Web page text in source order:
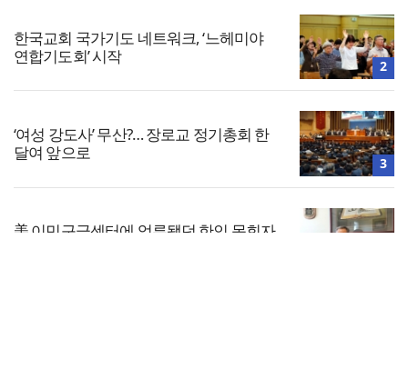
한국교회 국가기도 네트워크, ‘느헤미야
연합기도회’ 시작
2
‘여성 강도사’ 무산?… 장로교 정기총회 한
달여 앞으로
3
美 이민구금센터에 억류됐던 한인 목회자